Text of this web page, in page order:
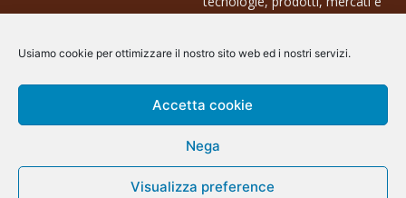
Usiamo cookie per ottimizzare il nostro sito web ed i nostri servizi.
Accetta cookie
Nega
Visualizza preference
Contatti:
info@arscommunication.it
@ArsCommunication 2023